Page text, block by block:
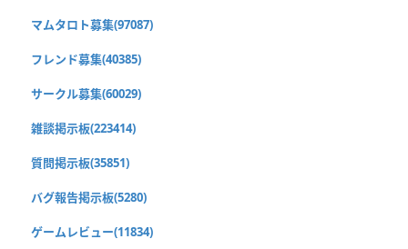
マムタロト募集(97087)
フレンド募集(40385)
サークル募集(60029)
雑談掲示板(223414)
質問掲示板(35851)
バグ報告掲示板(5280)
ゲームレビュー(11834)